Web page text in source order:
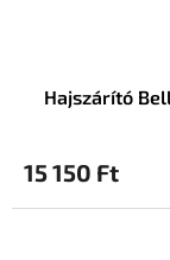
Hajszárító
15 150 Ft